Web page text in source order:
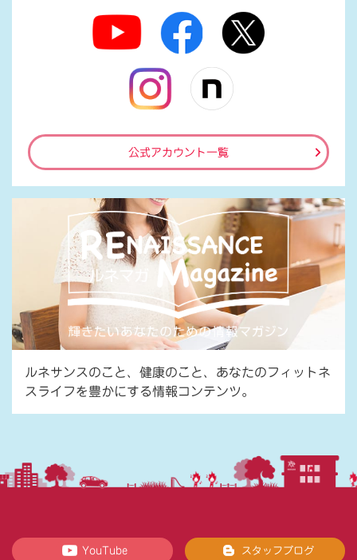
公式アカウント一覧
ルネサンスのこと、健康のこと、あなたのフィットネ
スライフを豊かにする情報コンテンツ。
YouTube スタッフブログ